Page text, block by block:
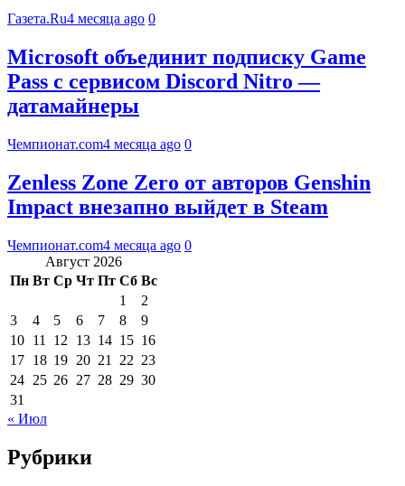
Газета.Ru4 месяца ago 0
Microsoft объединит подписку Game
Pass с сервисом Discord Nitro —
датамайнеры
Чемпионат.com4 месяца ago 0
Zenless Zone Zero от авторов Genshin
Impact внезапно выйдет в Steam
Чемпионат.com4 месяца ago 0
Август 2026
Пн Вт Ср Чт Пт Сб Вс
1
2
3
4 5 6 7 8
9
10 11 12 13 14 15 16
17 18 19 20 21 22 23
24 25 26 27 28 29 30
31
« Июл
Рубрики